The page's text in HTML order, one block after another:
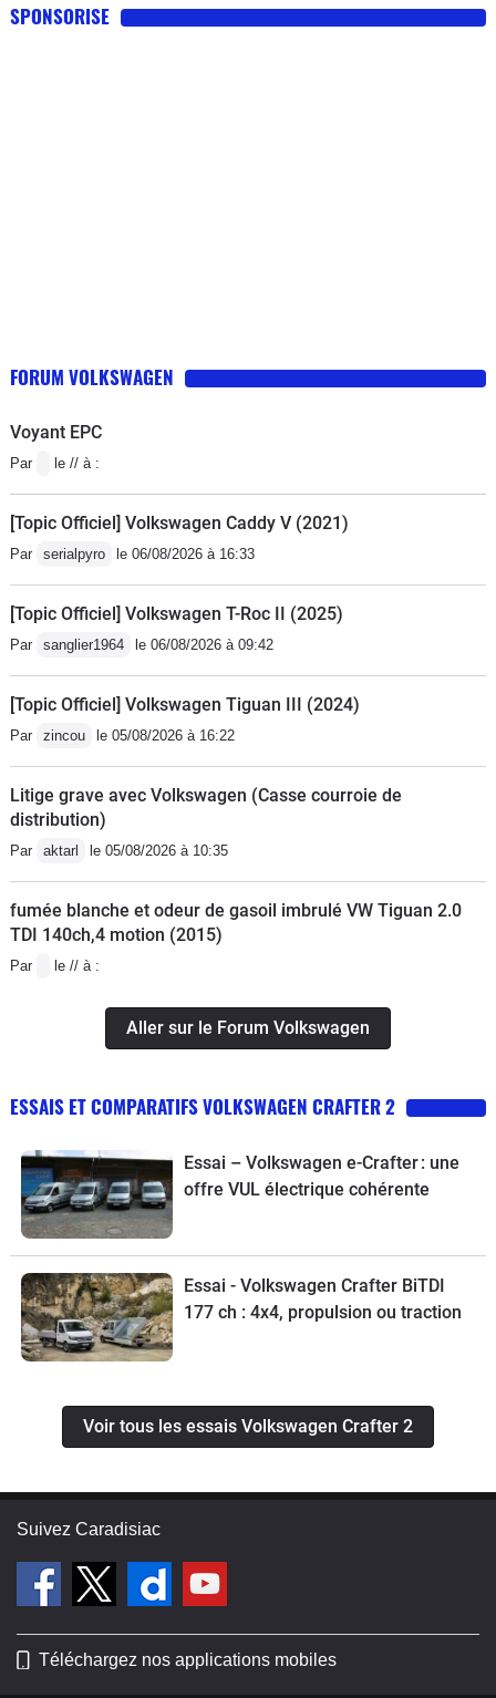
SPONSORISE
FORUM VOLKSWAGEN
Voyant EPC
Par le // à :
[Topic Officiel] Volkswagen Caddy V (2021)
Par serialpyro le 06/08/2026 à 16:33
[Topic Officiel] Volkswagen T-Roc II (2025)
Par sanglier1964 le 06/08/2026 à 09:42
[Topic Officiel] Volkswagen Tiguan III (2024)
Par zincou le 05/08/2026 à 16:22
Litige grave avec Volkswagen (Casse courroie de
distribution)
Par aktarl le 05/08/2026 à 10:35
fumée blanche et odeur de gasoil imbrulé VW Tiguan 2.0
TDI 140ch,4 motion (2015)
Par le // à :
Aller sur le Forum Volkswagen
ESSAIS ET COMPARATIFS VOLKSWAGEN CRAFTER 2
Essai – Volkswagen e-Crafter : une
offre VUL électrique cohérente
Essai - Volkswagen Crafter BiTDI
177 ch : 4x4, propulsion ou traction
Voir tous les essais Volkswagen Crafter 2
Suivez Caradisiac
Téléchargez nos applications mobiles